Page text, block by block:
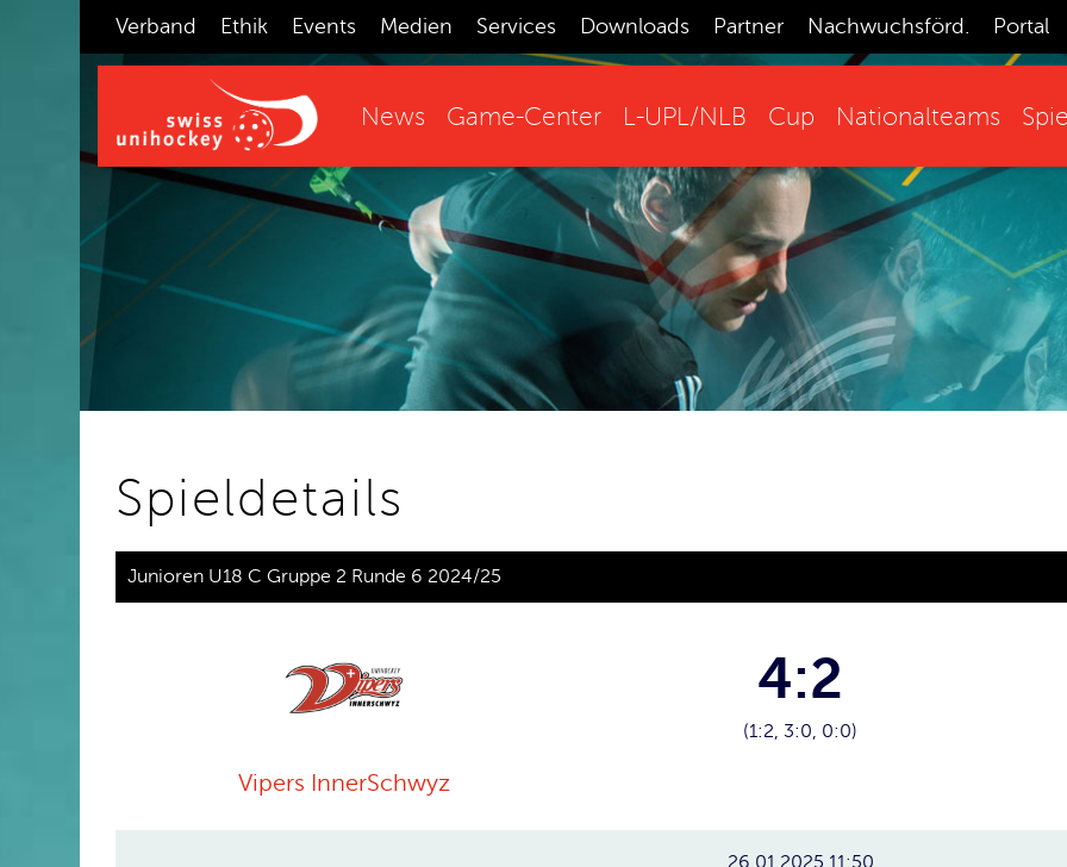
Verband Ethik Events Medien Services Downloads Partner Nachwuchsförd. Portal
News Game-Center L-UPL/NLB Cup Nationalteams
Spieldetails
Junioren U18 C Gruppe 2 Runde 6 2024/25
Vipers InnerSchwyz
4:2
(1:2, 3:0, 0:0)
26.01.2025 11:50